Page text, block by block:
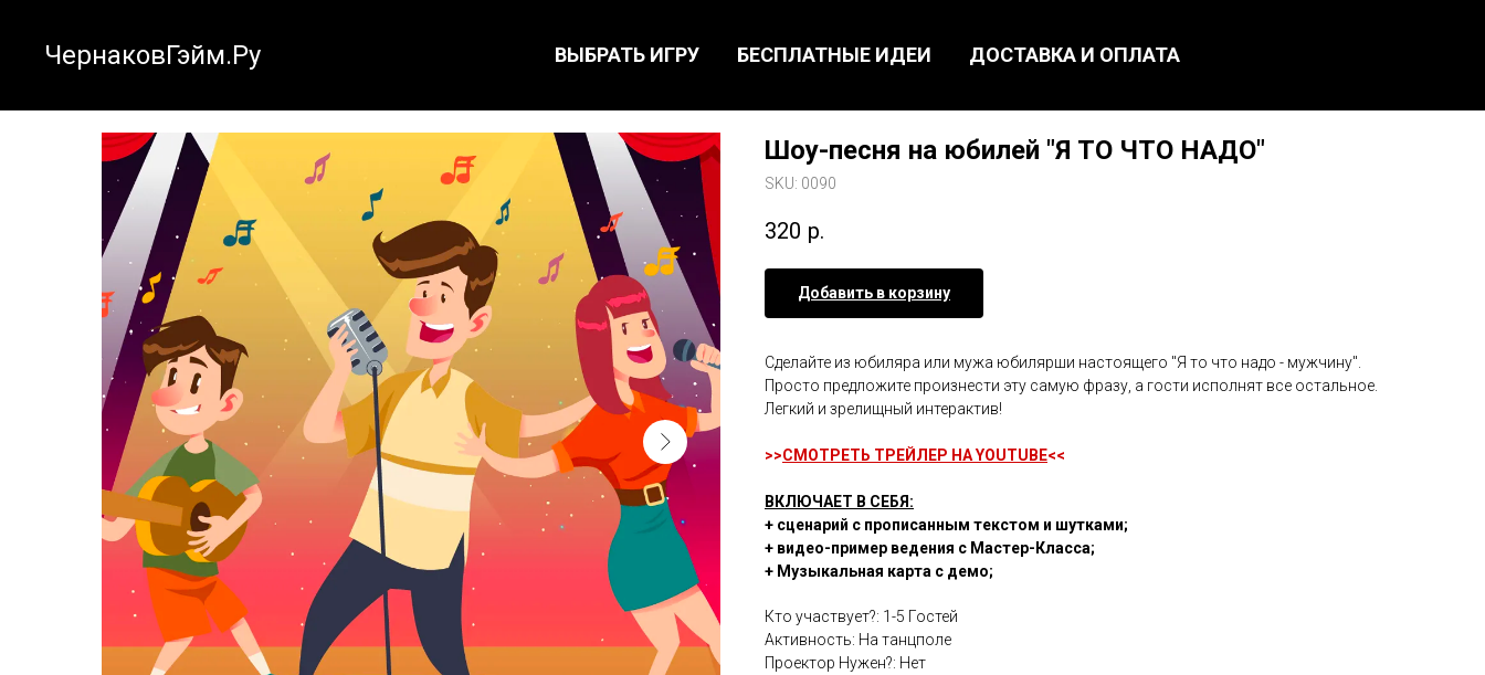
ЧернаковГэйм.Ру ВЫБРАТЬ ИГРУ БЕСПЛАТНЫЕ ИДЕИ ДОСТАВКА И ОПЛАТА
Шоу-песня на юбилей "Я ТО ЧТО НАДО"
SKU: 0090
320 р.
Добавить в корзину
Сделайте из юбиляра или мужа юбилярши настоящего "Я то что надо - мужчину".
Просто предложите произнести эту самую фразу, а гости исполнят все остальное.
Легкий и зрелищный интерактив!
>>СМОТРЕТЬ ТРЕЙЛЕР НА YOUTUBE<<
ВКЛЮЧАЕТ В СЕБЯ:
+ сценарий с прописанным текстом и шутками;
+ видео-пример ведения с Мастер-Класса;
+ Музыкальная карта с демо;
Кто участвует?: 1-5 Гостей
Активность: На танцполе
Проектор Нужен?: Нет